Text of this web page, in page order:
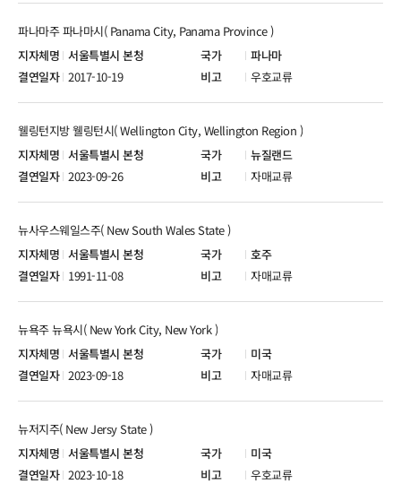
서울특별시 본청 파나마
파나마주 파나마시( Panama City, Panama Province )
2017-10-19 우호교류
서울특별시 본청 뉴질랜드
웰링턴지방 웰링턴시( Wellington City, Wellington Region )
2023-09-26 자매교류
서울특별시 본청 호주
뉴사우스웨일스주( New South Wales State )
1991-11-08 자매교류
서울특별시 본청 미국
뉴욕주 뉴욕시( New York City, New York )
2023-09-18 자매교류
서울특별시 본청 미국
뉴저지주( New Jersy State )
2023-10-18 우호교류